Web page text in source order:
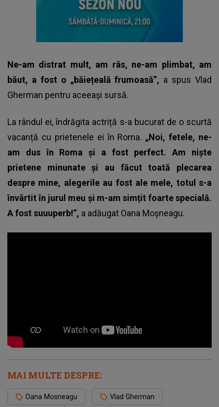
Ne-am distrat mult, am râs, ne-am plimbat, am
băut, a fost o „băiețeală frumoasă”, a spus Vlad
Gherman pentru aceeași sursă.
La rândul ei, îndrăgita actriță s-a bucurat de o scurtă
vacanță cu prietenele ei în Roma. „Noi, fetele, ne-
am dus în Roma și a fost perfect. Am niște
prietene minunate și au făcut toată plecarea
despre mine, alegerile au fost ale mele, totul s-a
învârtit în jurul meu și m-am simțit foarte specială.
A fost suuuperb!”, a adăugat Oana Moșneagu.
MAI MULTE DESPRE:
Oana Mosneagu Vlad Gherman